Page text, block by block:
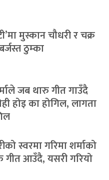
मुस्कान चौधरी र चक्र
ठुम्का
जब थारु गीत गाउँदै
होइ का होगिल, लागता
स्वरमा गरिमा शर्माको
गीत आउँदै, यसरी गरियो